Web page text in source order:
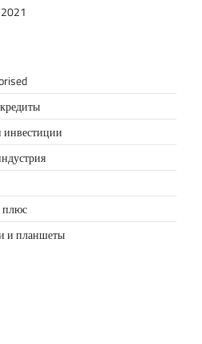
инвестиции
плюс
и планшеты